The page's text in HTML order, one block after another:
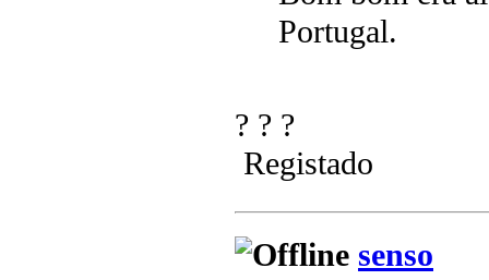
Portugal.
? ? ?
Registado
senso